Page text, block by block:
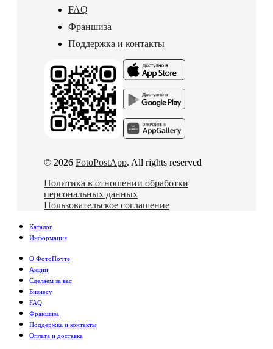
FAQ
Франшиза
Поддержка и контакты
© 2026 FotoPostApp. All rights reserved
Политика в отношении обработки
персональных данных
Пользовательское соглашение
Каталог
Информация
О ФотоПочте
Акции
Сделаем за вас
Бизнесу
FAQ
Франшиза
Поддержка и контакты
Оплата и доставка